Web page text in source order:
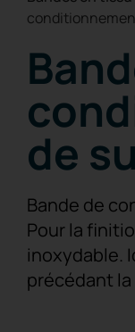
de
Bande de
Pour la
inoxydable.
précédant